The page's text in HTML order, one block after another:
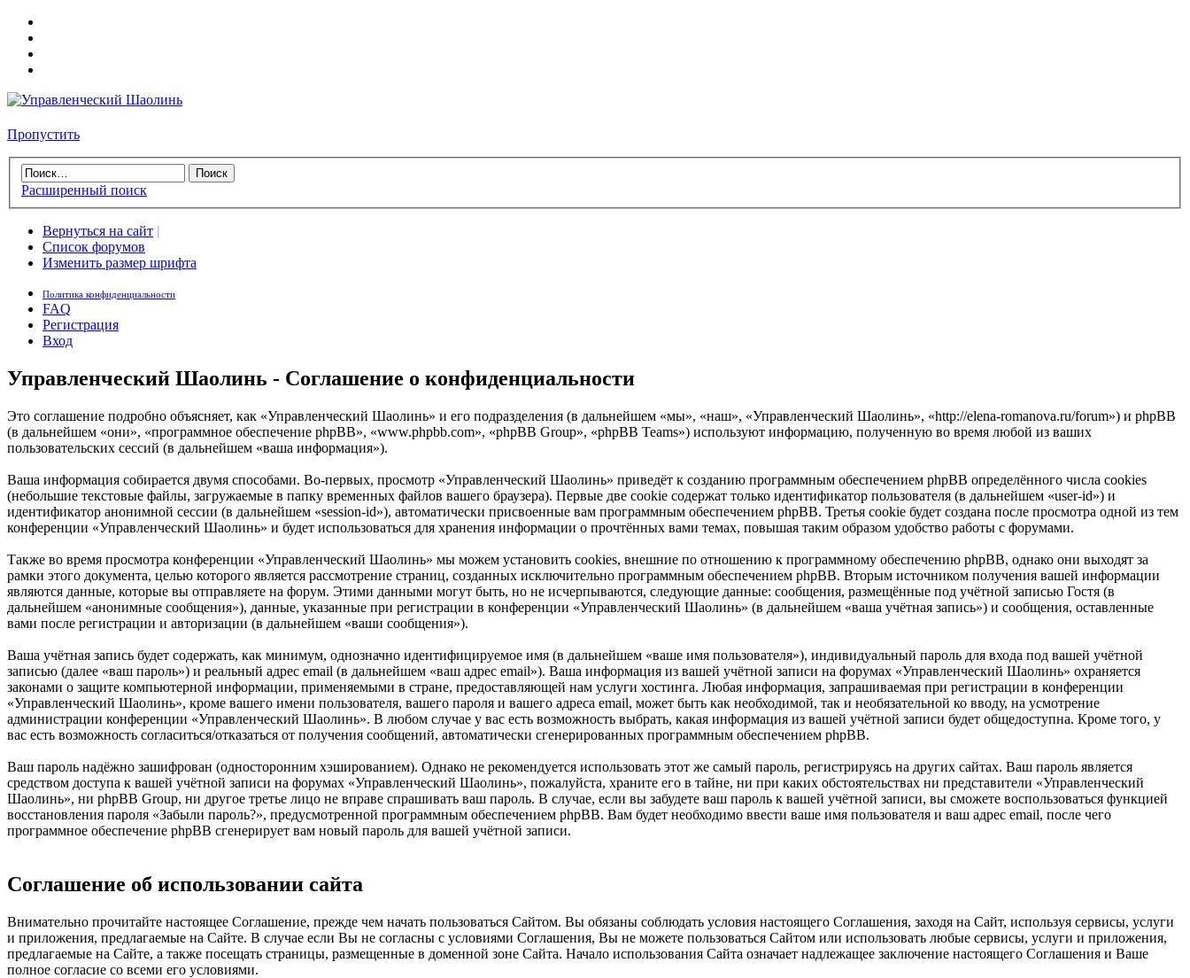
Пропустить
Расширенный поиск
Вернуться на сайт |
Список форумов
Изменить размер шрифта
Политика конфиденциальности
FAQ
Регистрация
Вход
Управленческий Шаолинь - Соглашение о конфиденциальности
Это соглашение подробно объясняет, как «Управленческий Шаолинь» и его подразделения (в дальнейшем «мы», «наш», «Управленческий Шаолинь», «http://elena-romanova.ru/forum») и phpBB
(в дальнейшем «они», «программное обеспечение phpBB», «www.phpbb.com», «phpBB Group», «phpBB Teams») используют информацию, полученную во время любой из ваших
пользовательских сессий (в дальнейшем «ваша информация»).
Ваша информация собирается двумя способами. Во-первых, просмотр «Управленческий Шаолинь» приведёт к созданию программным обеспечением phpBB определённого числа cookies
(небольшие текстовые файлы, загружаемые в папку временных файлов вашего браузера). Первые две cookie содержат только идентификатор пользователя (в дальнейшем «user-id») и
идентификатор анонимной сессии (в дальнейшем «session-id»), автоматически присвоенные вам программным обеспечением phpBB. Третья cookie будет создана после просмотра одной из тем
конференции «Управленческий Шаолинь» и будет использоваться для хранения информации о прочтённых вами темах, повышая таким образом удобство работы с форумами.
Также во время просмотра конференции «Управленческий Шаолинь» мы можем установить cookies, внешние по отношению к программному обеспечению phpBB, однако они выходят за
рамки этого документа, целью которого является рассмотрение страниц, созданных исключительно программным обеспечением phpBB. Вторым источником получения вашей информации
являются данные, которые вы отправляете на форум. Этими данными могут быть, но не исчерпываются, следующие данные: сообщения, размещённые под учётной записью Гостя (в
дальнейшем «анонимные сообщения»), данные, указанные при регистрации в конференции «Управленческий Шаолинь» (в дальнейшем «ваша учётная запись») и сообщения, оставленные
вами после регистрации и авторизации (в дальнейшем «ваши сообщения»).
Ваша учётная запись будет содержать, как минимум, однозначно идентифицируемое имя (в дальнейшем «ваше имя пользователя»), индивидуальный пароль для входа под вашей учётной
записью (далее «ваш пароль») и реальный адрес email (в дальнейшем «ваш адрес email»). Ваша информация из вашей учётной записи на форумах «Управленческий Шаолинь» охраняется
законами о защите компьютерной информации, применяемыми в стране, предоставляющей нам услуги хостинга. Любая информация, запрашиваемая при регистрации в конференции
«Управленческий Шаолинь», кроме вашего имени пользователя, вашего пароля и вашего адреса email, может быть как необходимой, так и необязательной ко вводу, на усмотрение
администрации конференции «Управленческий Шаолинь». В любом случае у вас есть возможность выбрать, какая информация из вашей учётной записи будет общедоступна. Кроме того, у
вас есть возможность согласиться/отказаться от получения сообщений, автоматически сгенерированных программным обеспечением phpBB.
Ваш пароль надёжно зашифрован (односторонним хэшированием). Однако не рекомендуется использовать этот же самый пароль, регистрируясь на других сайтах. Ваш пароль является
средством доступа к вашей учётной записи на форумах «Управленческий Шаолинь», пожалуйста, храните его в тайне, ни при каких обстоятельствах ни представители «Управленческий
Шаолинь», ни phpBB Group, ни другое третье лицо не вправе спрашивать ваш пароль. В случае, если вы забудете ваш пароль к вашей учётной записи, вы сможете воспользоваться функцией
восстановления пароля «Забыли пароль?», предусмотренной программным обеспечением phpBB. Вам будет необходимо ввести ваше имя пользователя и ваш адрес email, после чего
программное обеспечение phpBB сгенерирует вам новый пароль для вашей учётной записи.
Соглашение об использовании сайта
Внимательно прочитайте настоящее Соглашение, прежде чем начать пользоваться Сайтом. Вы обязаны соблюдать условия настоящего Соглашения, заходя на Сайт, используя сервисы, услуги
и приложения, предлагаемые на Сайте. В случае если Вы не согласны с условиями Соглашения, Вы не можете пользоваться Сайтом или использовать любые сервисы, услуги и приложения,
предлагаемые на Сайте, а также посещать страницы, размещенные в доменной зоне Сайта. Начало использования Сайта означает надлежащее заключение настоящего Соглашения и Ваше
полное согласие со всеми его условиями.